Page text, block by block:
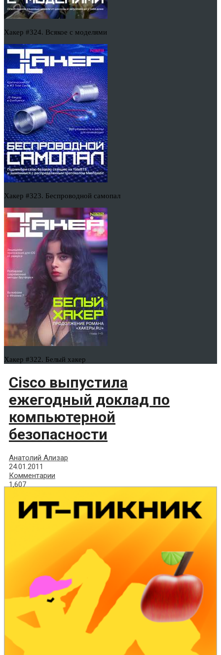
Хакер #324. Всякое с моделями
Хакер #323. Беспроводной самопал
Хакер #322. Белый хакер
Cisco выпустила
ежегодный доклад по
компьютерной
безопасности
Анатолий Ализар
24.01.2011
Комментарии
1,607